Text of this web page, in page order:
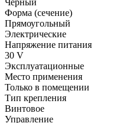
Форма (сечение)
Прямоугольный
Электрические
Напряжение питания
30 V
Эксплуатационные
Место применения
Только в помещении
Тип крепления
Винтовое
Управление